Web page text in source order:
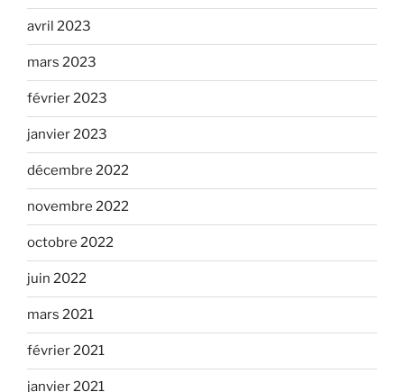
avril 2023
mars 2023
février 2023
janvier 2023
décembre 2022
novembre 2022
octobre 2022
juin 2022
mars 2021
février 2021
janvier 2021